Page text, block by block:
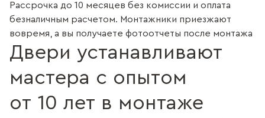
Рассрочка до 10 месяцев без комиссии и оплата
безналичным расчетом. Монтажники приезжают
вовремя, а вы получаете фотоотчеты после монтажа
Двери устанавливают
мастера с опытом
от 10 лет в монтаже